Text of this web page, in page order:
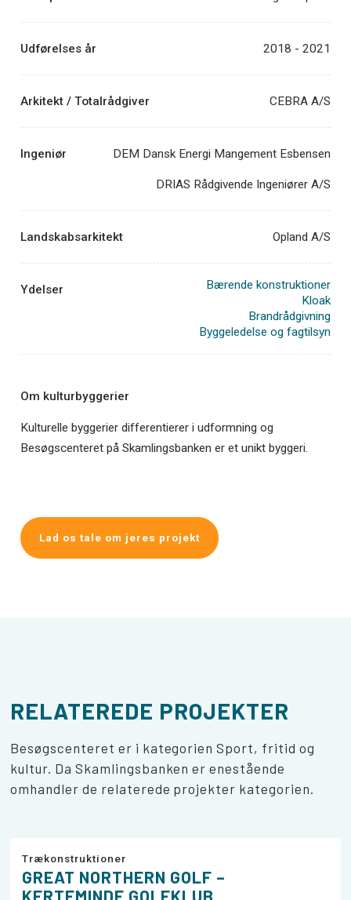
Udførelses år 2018 - 2021
Arkitekt / Totalrådgiver CEBRA A/S
Ingeniør DEM Dansk Energi Mangement Esbensen
DRIAS Rådgivende Ingeniører A/S
Landskabsarkitekt Opland A/S
Ydelser
Bærende konstruktioner
Kloak
Brandrådgivning
Byggeledelse og fagtilsyn
Om kulturbyggerier
Kulturelle byggerier differentierer i udformning og
Besøgscenteret på Skamlingsbanken er et unikt byggeri.
Lad os tale om jeres projekt
RELATEREDE PROJEKTER
Besøgscenteret er i kategorien Sport, fritid og
kultur. Da Skamlingsbanken er enestående
omhandler de relaterede projekter kategorien.
Trækonstruktioner
GREAT NORTHERN GOLF –
KERTEMINDE GOLFKLUB